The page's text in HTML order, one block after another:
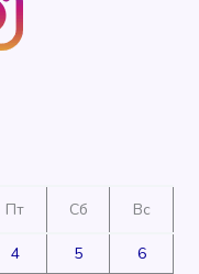
Пт Сб Вс
4 5
6